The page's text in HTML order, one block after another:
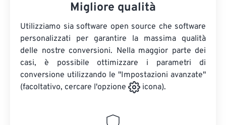
Migliore qualità
Utilizziamo sia software open source che software
personalizzati per garantire la massima qualità
delle nostre conversioni. Nella maggior parte dei
casi, è possibile ottimizzare i parametri di
conversione utilizzando le "Impostazioni avanzate"
(facoltativo, cercare l'opzione
icona).